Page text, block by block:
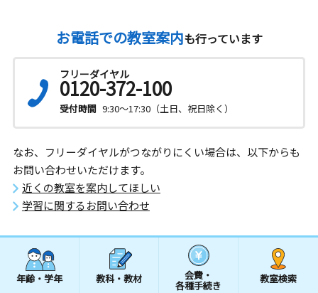
お電話での教室案内も行っています
フリーダイヤル
0120-372-100
受付時間 9:30～17:30（土日、祝日除く）
なお、フリーダイヤルがつながりにくい場合は、以下からも
お問い合わせいただけます。
近くの教室を案内してほしい
学習に関するお問い合わせ
年齢・学年 教科・教材 会費・
各種手続き
教室検索